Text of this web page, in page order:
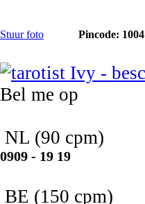
Stuur foto Pincode: 1004
Bel me op
NL (90 cpm)
0909 - 19 19
BE (150 cpm)